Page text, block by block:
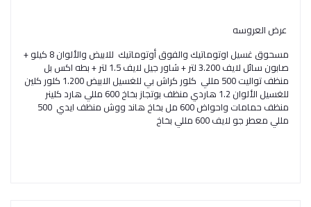
عرض العروسه
مسحوق غسيل اوتوماتيك والفوق أوتوماتيك للابيض والألوان 8 كيلو +
صابون سائل لايف 3.200 لتر + شاور جيل لايف 1.5 لتر + بطه اكس بل
منظف تواليت 500 مللي كلور كراش بي للغسيل الابيض 1.200 كلور كلين
للغسيل الألوان 1.2 هاردي منظف بوتجاز بخاخ 600 مللي هارد كلينر
منظف حمامات واحواض 600 مل بخاخ هاند ووش منظف ايدي 500
مللي معطر جو لايف 600 مللي بخاخ